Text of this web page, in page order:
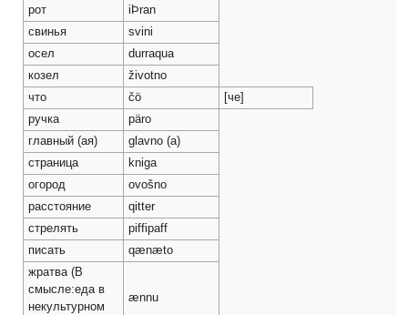
рот
iÞran
свинья
svini
осел
durraqua
козел
životno
что
čö
[че]
ручка
päro
главный (ая)
glavno (a)
страница
kniga
огород
ovošno
расстояние
qitter
стрелять
piffipaff
писать
qænæto
жратва (В
смысле:еда в
некультурном
ænnu